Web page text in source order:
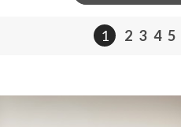
1 2 3 4 5